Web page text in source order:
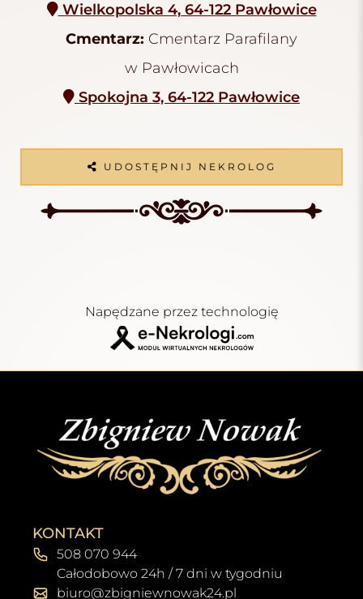
Wielkopolska 4, 64-122 Pawłowice
Cmentarz: Cmentarz Parafilany
w Pawłowicach
Spokojna 3, 64-122 Pawłowice
UDOSTĘPNIJ NEKROLOG
Napędzane przez technologię
KONTAKT
508 070 944
Całodobowo 24h / 7 dni w tygodniu
biuro@zbigniewnowak24.pl